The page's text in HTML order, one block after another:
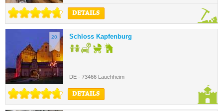
DETAILS
20. Schloss Kapfenburg
DE - 73466 Lauchheim
DETAILS